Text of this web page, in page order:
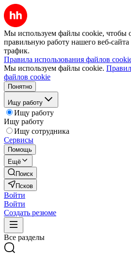
Мы используем файлы cookie, чтобы
правильную работу нашего веб-сайта
трафик.
Правила использования файлов
Мы используем файлы cookie.
файлов cookie
Понятно
Ищу работу
Ищу работу
Ищу работу
Ищу сотрудника
Сервисы
Помощь
Ещё
Поиск
Псков
Войти
Войти
Создать резюме
Все разделы